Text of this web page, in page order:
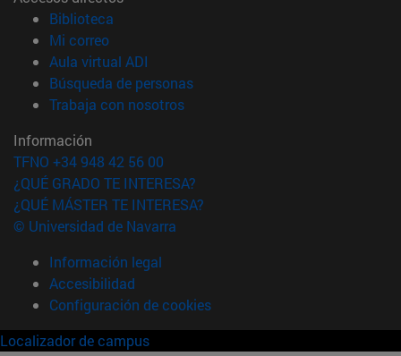
Biblioteca
Mi correo(abre en nueva ventana)
Aula virtual ADI
Búsqueda de personas(abre en nueva ventana)
Trabaja con nosotros(abre en nueva ventana)
Información
TFNO +34 948 42 56 00
¿QUÉ GRADO TE INTERESA?
¿QUÉ MÁSTER TE INTERESA?
© Universidad de Navarra
Información legal
Accesibilidad
Configuración de cookies
Localizador de campus